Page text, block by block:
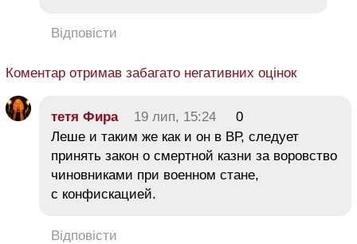
Відповісти
Коментар отримав забагато негативних оцінок
тетя Фира 19 лип, 15:24
0
Леше и таким же как и он в ВР, следует
принять закон о смертной казни за воровство
чиновниками при военном стане,
с конфискацией.
Відповісти